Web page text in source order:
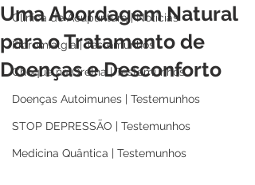
Clinica de Acupuntura | Notícias
Fibromialgia | Testemunhos
Choque na Orelha | Testemunhos
Doenças Autoimunes | Testemunhos
STOP DEPRESSÃO | Testemunhos
Medicina Quântica | Testemunhos
Uma Abordagem Natural
para o Tratamento de
Doenças e Desconforto